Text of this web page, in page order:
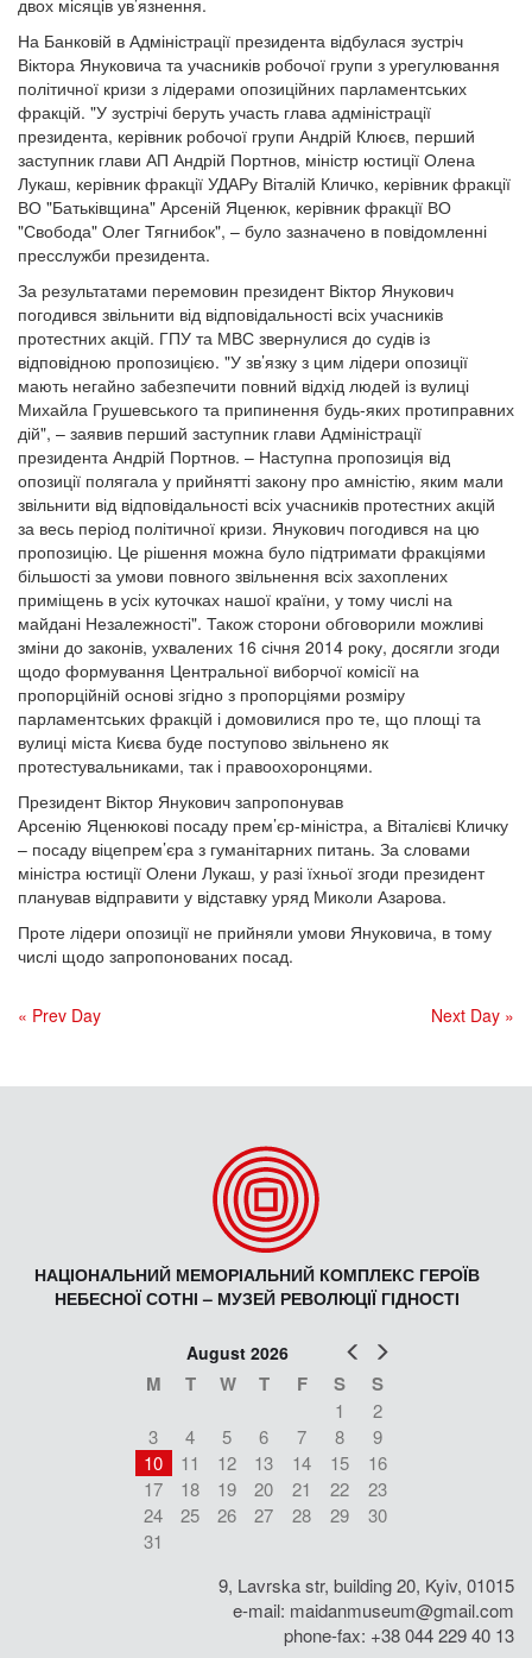
двох місяців ув’язнення.
На Банковій в Адміністрації президента відбулася зустріч
Віктора Януковича та учасників робочої групи з урегулювання
політичної кризи з лідерами опозиційних парламентських
фракцій. "У зустрічі беруть участь глава адміністрації
президента, керівник робочої групи Андрій Клюєв, перший
заступник глави АП Андрій Портнов, міністр юстиції Олена
Лукаш, керівник фракції УДАРу Віталій Кличко, керівник фракції
ВО "Батьківщина" Арсеній Яценюк, керівник фракції ВО
"Свобода" Олег Тягнибок", – було зазначено в повідомленні
пресслужби президента.
За результатами перемовин президент Віктор Янукович
погодився звільнити від відповідальності всіх учасників
протестних акцій. ГПУ та МВС звернулися до судів із
відповідною пропозицією. "У зв’язку з цим лідери опозиції
мають негайно забезпечити повний відхід людей із вулиці
Михайла Грушевського та припинення будь-яких протиправних
дій", – заявив перший заступник глави Адміністрації
президента Андрій Портнов. – Наступна пропозиція від
опозиції полягала у прийнятті закону про амністію, яким мали
звільнити від відповідальності всіх учасників протестних акцій
за весь період політичної кризи. Янукович погодився на цю
пропозицію. Це рішення можна було підтримати фракціями
більшості за умови повного звільнення всіх захоплених
приміщень в усіх куточках нашої країни, у тому числі на
майдані Незалежності". Також сторони обговорили можливі
зміни до законів, ухвалених 16 січня 2014 року, досягли згоди
щодо формування Центральної виборчої комісії на
пропорційній основі згідно з пропорціями розміру
парламентських фракцій і домовилися про те, що площі та
вулиці міста Києва буде поступово звільнено як
протестувальниками, так і правоохоронцями.
Президент Віктор Янукович запропонував
Арсенію Яценюкові посаду прем’єр-міністра, а Віталієві Кличку
– посаду віцепрем’єра з гуманітарних питань. За словами
міністра юстиції Олени Лукаш, у разі їхньої згоди президент
планував відправити у відставку уряд Миколи Азарова.
Проте лідери опозиції не прийняли умови Януковича, в тому
числі щодо запропонованих посад.
« Prev Day Next Day »
НАЦІОНАЛЬНИЙ МЕМОРІАЛЬНИЙ КОМПЛЕКС ГЕРОЇВ
НЕБЕСНОЇ СОТНІ – МУЗЕЙ РЕВОЛЮЦІЇ ГІДНОСТІ
Prev
August 2026
M T W T F S S
1
2
3
4 5 6 7 8
9
10
11 12 13 14 15
16
17
18 19 20 21 22
23
24
25 26 27 28 29
30
31
9, Lavrska str, building 20, Kyiv, 01015
e-mail: maidanmuseum@gmail.com
phone-fax: +38 044 229 40 13